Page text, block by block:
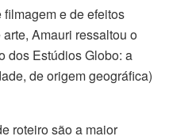
e de efeitos
Amauri ressaltou o
dos Estúdios Globo: a
de origem geográfica)
roteiro são a maior